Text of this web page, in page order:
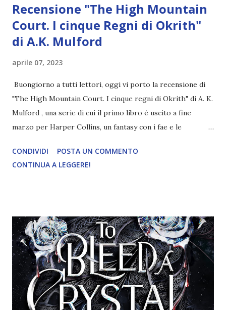
Recensione "The High Mountain
Court. I cinque Regni di Okrith"
di A.K. Mulford
aprile 07, 2023
Buongiorno a tutti lettori, oggi vi porto la recensione di
"The High Mountain Court. I cinque regni di Okrith" di A. K.
Mulford , una serie di cui il primo libro è uscito a fine
marzo per Harper Collins, un fantasy con i fae e le
di Okrith. Autrice : A. K. Mulford Pagine: 450 Editore:
HarperCollins Pubblicazione: 21 Marzo 2023 Traduttore:
SPROFONDARE NEL CAOS… Remy, diciannove anni, teme di
essere l’unica strega rossa ancora viva , ed è determinata a
restare tale. Ma il Re della Corte del Nord, che ha
massacrato la sua famiglia e messo una taglia sulle teste
delle streghe rosse, ha altri piani: vuole distruggere la sua
specie una volta per tutte. Quando i guerrieri che
CONDIVIDI
POSTA UN COMMENTO
CONTINUA A LEGGERE!